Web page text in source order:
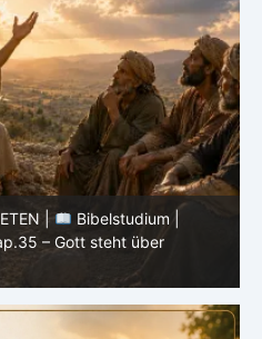
|
Bibelstudium |
– Gott handelt niemals